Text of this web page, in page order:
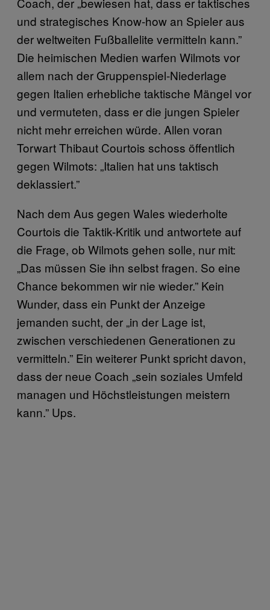
und strategisches Know-how an Spieler aus
der weltweiten Fußballelite vermitteln kann.”
Die heimischen Medien warfen Wilmots vor
allem nach der Gruppenspiel-Niederlage
gegen Italien erhebliche taktische Mängel vor
und vermuteten, dass er die jungen Spieler
nicht mehr erreichen würde. Allen voran
Torwart Thibaut Courtois schoss öffentlich
gegen Wilmots: „Italien hat uns taktisch
deklassiert.”
Nach dem Aus gegen Wales wiederholte
Courtois die Taktik-Kritik und antwortete auf
die Frage, ob Wilmots gehen solle, nur mit:
„Das müssen Sie ihn selbst fragen. So eine
Chance bekommen wir nie wieder.” Kein
Wunder, dass ein Punkt der Anzeige
jemanden sucht, der „in der Lage ist,
zwischen verschiedenen Generationen zu
vermitteln.” Ein weiterer Punkt spricht davon,
dass der neue Coach „sein soziales Umfeld
managen und Höchstleistungen meistern
kann.” Ups.